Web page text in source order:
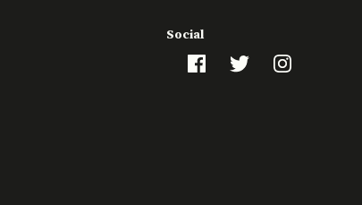
Social